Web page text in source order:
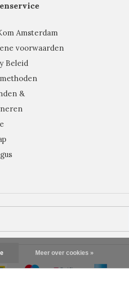
Amsterdam
voorwaarden
Beleid
&
Meer over cookies »